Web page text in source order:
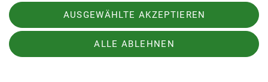
Kosten 17.400 Goldmark, Lagerzahl 18
1912: Erweiterungsbau, Kosten 26.000
Details
Öffnungszeiten
AUSGEWÄHLTE AKZEPTIEREN
ALLE ABLEHNEN